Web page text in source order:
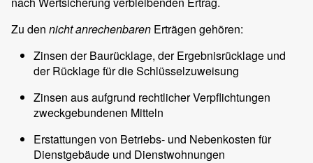
Zu den nicht anrechenbaren Erträgen gehören:
Zinsen der Baurücklage, der Ergebnisrücklage und
der Rücklage für die Schlüsselzuweisung
Zinsen aus aufgrund rechtlicher Verpflichtungen
zweckgebundenen Mitteln
Erstattungen von Betriebs- und Nebenkosten für
Dienstgebäude und Dienstwohnungen